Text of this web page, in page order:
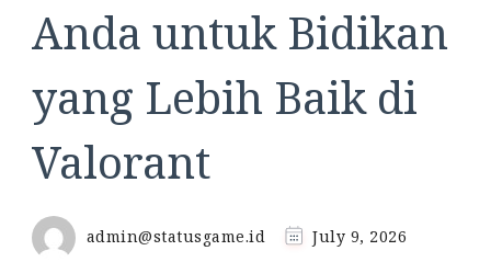
Anda untuk Bidikan
yang Lebih Baik di
Valorant
admin@statusgame.id July 9, 2026